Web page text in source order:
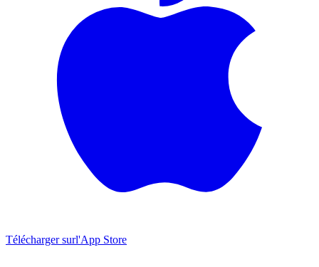
Télécharger surl'App Store